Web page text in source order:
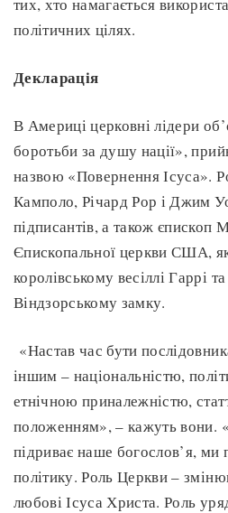
політичних цілях.
Декларація
В Америці церковні лідери
боротьби за душу нації»,
назвою «Повернення Ісуса».
Камполо, Річард Рор і Джим
підписантів, а також єпископ
Єпископальної церкви США,
королівському весіллі Гаррі
Віндзорському замку.
«Настав час бути
іншим – національністю,
етнічною приналежністю,
положенням», – кажуть вони.
підриває наше богослов’я, ми
політику. Роль Церкви –
любові Ісуса Христа. Роль